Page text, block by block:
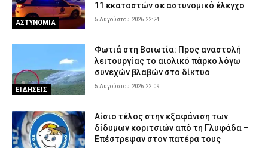
ΑΣΤΥΝΟΜΙΑ
11 εκατοστών σε αστυνομικό έλεγχο
5 Αυγούστου 2026 22:24
ΕΙΔΗΣΕΙΣ
Φωτιά στη Βοιωτία: Προς αναστολή
λειτουργίας το αιολικό πάρκο λόγω
συνεχών βλαβών στο δίκτυο
5 Αυγούστου 2026 22:09
Αίσιο τέλος στην εξαφάνιση των
δίδυμων κοριτσιών από τη Γλυφάδα –
Επέστρεψαν στον πατέρα τους